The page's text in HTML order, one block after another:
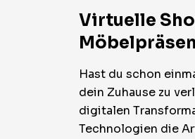
Virtuelle
Hast du schon
dein Zuhause zu
digitalen
Technologien die